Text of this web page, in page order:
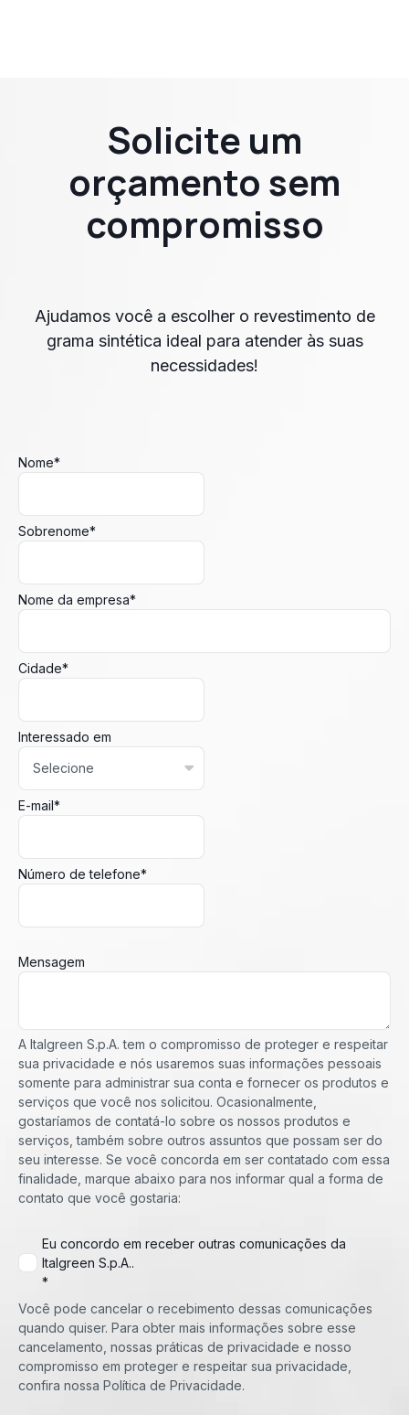
Solicite um
orçamento sem
compromisso
Ajudamos você a escolher o revestimento de
grama sintética ideal para atender às suas
necessidades!
Nome*
Sobrenome*
Nome da empresa*
Cidade*
Interessado em
E-mail*
Número de telefone*
Mensagem
A Italgreen S.p.A. tem o compromisso de proteger e respeitar
sua privacidade e nós usaremos suas informações pessoais
somente para administrar sua conta e fornecer os produtos e
serviços que você nos solicitou. Ocasionalmente,
gostaríamos de contatá-lo sobre os nossos produtos e
serviços, também sobre outros assuntos que possam ser do
seu interesse. Se você concorda em ser contatado com essa
finalidade, marque abaixo para nos informar qual a forma de
contato que você gostaria:
Eu concordo em receber outras comunicações da
Italgreen S.p.A..
*
Você pode cancelar o recebimento dessas comunicações
quando quiser. Para obter mais informações sobre esse
cancelamento, nossas práticas de privacidade e nosso
compromisso em proteger e respeitar sua privacidade,
confira nossa Política de Privacidade.